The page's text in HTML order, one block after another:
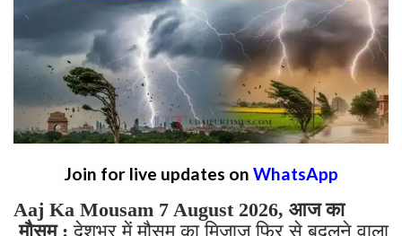
Join for live updates on WhatsApp
Aaj Ka Mousam 7 August 2026, आज का
मौसम : देशभर में मौसम का मिजाज फिर से बदलने वाला